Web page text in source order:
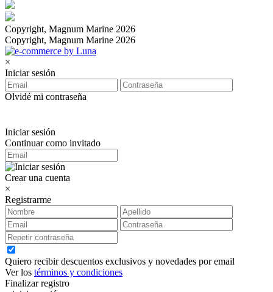
Copyright, Magnum Marine 2026
Copyright, Magnum Marine 2026
×
Iniciar sesión
Olvidé mi contraseña
Iniciar sesión
Continuar como invitado
Crear una cuenta
×
Registrarme
Quiero recibir descuentos exclusivos y novedades por email
Ver los términos y condiciones
Finalizar registro